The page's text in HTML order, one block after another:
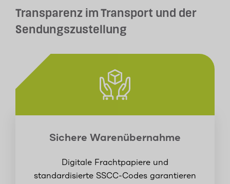
Transparenz im Transport und der
Sendungszustellung
Sichere Warenübernahme
Digitale Frachtpapiere und
standardisierte SSCC-Codes garantieren